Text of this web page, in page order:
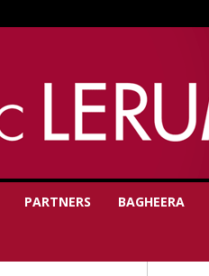
PARTNERS BAGHEERA